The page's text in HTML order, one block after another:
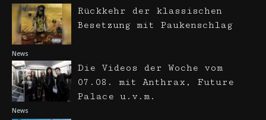
News
Rückkehr der klassischen
Besetzung mit Paukenschlag
News
Die Videos der Woche vom
07.08. mit Anthrax, Future
Palace u.v.m.